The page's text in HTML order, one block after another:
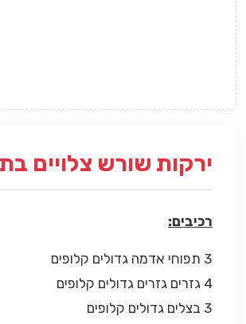
ירקות שורש צלויים
רכיבים:
3 תפוחי אדמה גדולים קלופים
4 גזרים גזרים גדולים קלופים
3 בצלים גדולים קלופים